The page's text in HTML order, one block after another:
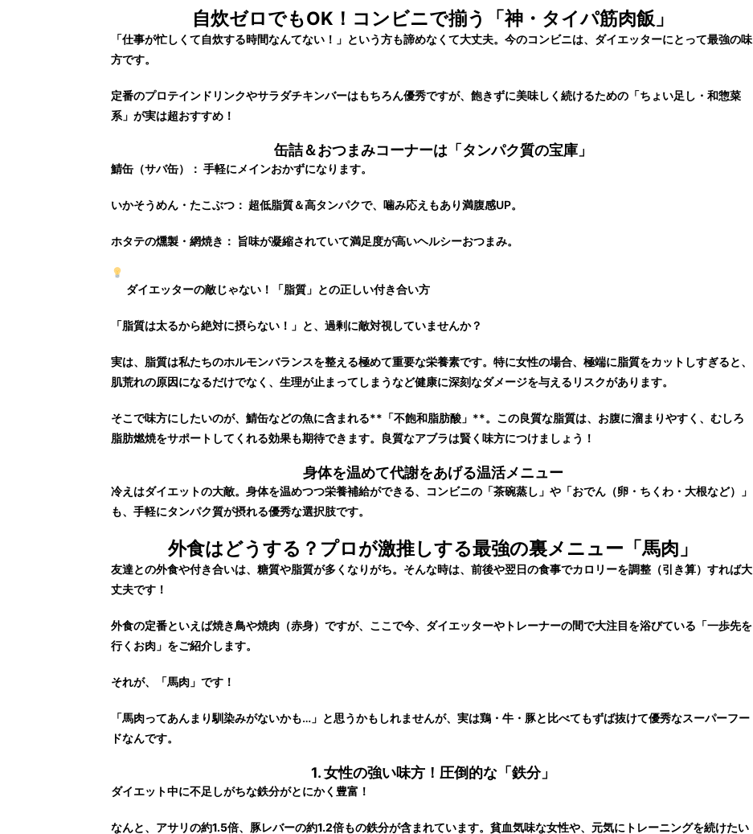
自炊ゼロでもOK！コンビニで揃う「神・タイパ筋肉飯」
「仕事が忙しくて自炊する時間なんてない！」という方も諦めなくて大丈夫。今のコンビニは、ダイエッターにとって最強の味
方です。
定番のプロテインドリンクやサラダチキンバーはもちろん優秀ですが、飽きずに美味しく続けるための「ちょい足し・和惣菜
系」が実は超おすすめ！
缶詰＆おつまみコーナーは「タンパク質の宝庫」
鯖缶（サバ缶）： 手軽にメインおかずになります。
いかそうめん・たこぶつ： 超低脂質＆高タンパクで、噛み応えもあり満腹感UP。
ホタテの燻製・網焼き： 旨味が凝縮されていて満足度が高いヘルシーおつまみ。
ダイエッターの敵じゃない！「脂質」との正しい付き合い方
「脂質は太るから絶対に摂らない！」と、過剰に敵対視していませんか？
実は、脂質は私たちのホルモンバランスを整える極めて重要な栄養素です。特に女性の場合、極端に脂質をカットしすぎると、
肌荒れの原因になるだけでなく、生理が止まってしまうなど健康に深刻なダメージを与えるリスクがあります。
そこで味方にしたいのが、鯖缶などの魚に含まれる**「不飽和脂肪酸」**。この良質な脂質は、お腹に溜まりやすく、むしろ
脂肪燃焼をサポートしてくれる効果も期待できます。良質なアブラは賢く味方につけましょう！
身体を温めて代謝をあげる温活メニュー
冷えはダイエットの大敵。身体を温めつつ栄養補給ができる、コンビニの「茶碗蒸し」 や 「おでん（卵・ちくわ・大根など）」
も、手軽にタンパク質が摂れる優秀な選択肢です。
外食はどうする？プロが激推しする最強の裏メニュー「馬肉」
友達との外食や付き合いは、糖質や脂質が多くなりがち。そんな時は、前後や翌日の食事でカロリーを調整（引き算）すれば大
丈夫です！
外食の定番といえば焼き鳥や焼肉（赤身）ですが、ここで今、ダイエッターやトレーナーの間で大注目を浴びている「一歩先を
行くお肉」をご紹介します。
それが、「馬肉」です！
「馬肉ってあんまり馴染みがないかも…」と思うかもしれませんが、実は鶏・牛・豚と比べてもずば抜けて優秀なスーパーフー
ドなんです。
1. 女性の強い味方！圧倒的な「鉄分」
ダイエット中に不足しがちな鉄分がとにかく豊富！
なんと、 アサリの約1.5倍、豚レバーの約1.2倍もの鉄分が含まれています。貧血気味な女性や、元気にトレーニングを続けたい